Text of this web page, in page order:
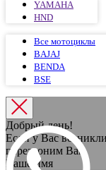
YAMAHA
HND
Все мотоциклы
BAJAJ
BENDA
BSE
Добрый день!
Если у Вас
перезвоним Вам
Ваше имя